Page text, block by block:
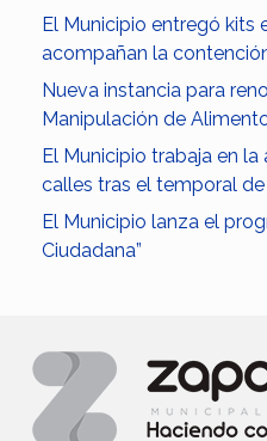
El Municipio entregó kits
acompañan la
Nueva instancia para
Manipulación de
El Municipio trabaja en
calles tras el temporal
El Municipio lanza el
Ciudadana”